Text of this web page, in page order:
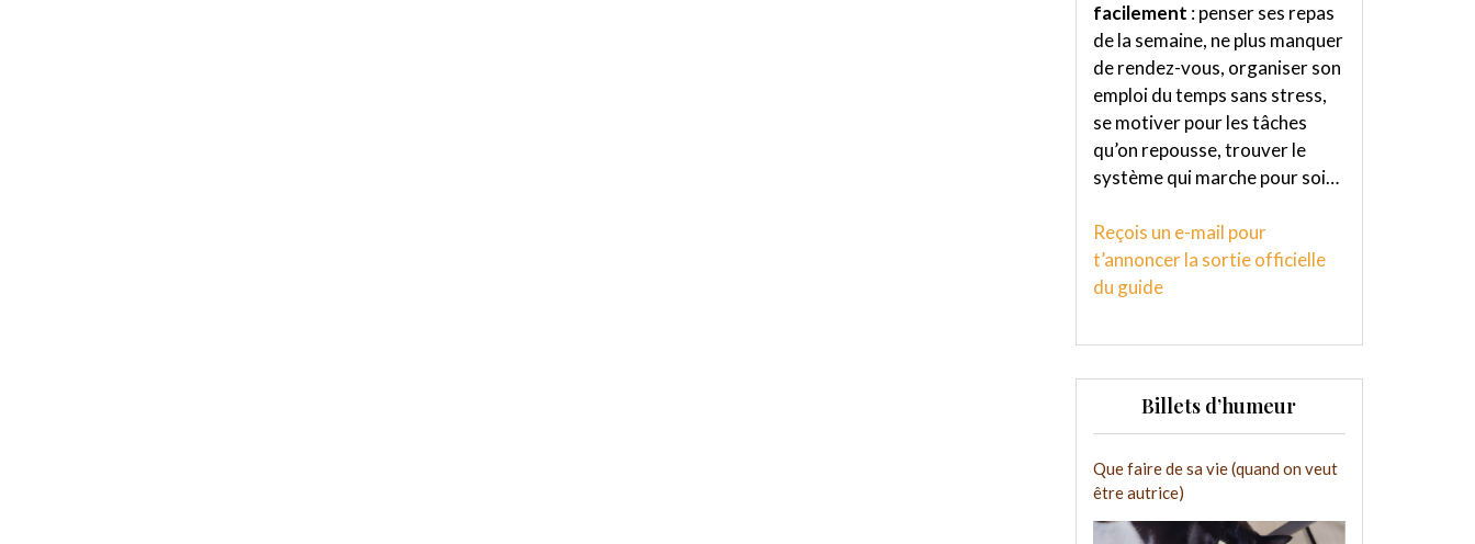
facilement : penser ses repas
de la semaine, ne plus manquer
de rendez-vous, organiser son
emploi du temps sans stress,
se motiver pour les tâches
qu’on repousse, trouver le
système qui marche pour soi…
Reçois un e-mail pour
t’annoncer la sortie officielle
du guide
Billets d’humeur
Que faire de sa vie (quand on veut
être autrice)